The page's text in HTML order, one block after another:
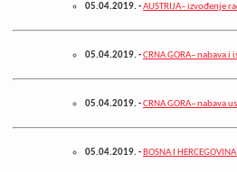
05.04.2019.-AUSTRIJA– izvođenje
05.04.2019.-CRNA GORA– nabava
05.04.2019.-CRNA GORA– nabava
05.04.2019.- BOSNA I